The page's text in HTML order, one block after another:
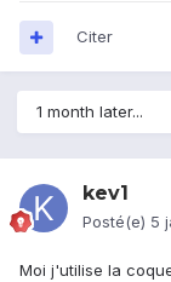
Citer
1 month later...
kev1
Posté(e) 5
Moi j'utilise la